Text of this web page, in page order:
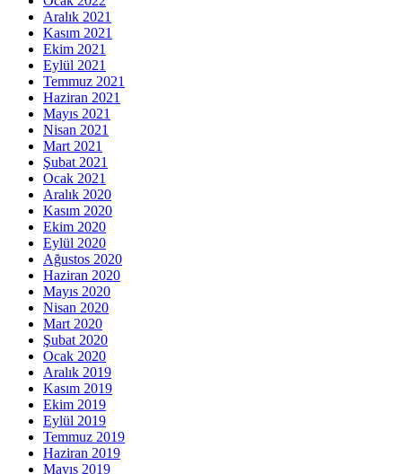
Aralık 2021
Kasım 2021
Ekim 2021
Eylül 2021
Temmuz 2021
Haziran 2021
Mayıs 2021
Nisan 2021
Mart 2021
Şubat 2021
Ocak 2021
Aralık 2020
Kasım 2020
Ekim 2020
Eylül 2020
Ağustos 2020
Haziran 2020
Mayıs 2020
Nisan 2020
Mart 2020
Şubat 2020
Ocak 2020
Aralık 2019
Kasım 2019
Ekim 2019
Eylül 2019
Temmuz 2019
Haziran 2019
Mayıs 2019